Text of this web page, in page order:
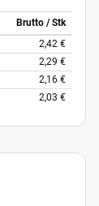
Brutto / Stk
2,42 €
2,29 €
2,16 €
2,03 €